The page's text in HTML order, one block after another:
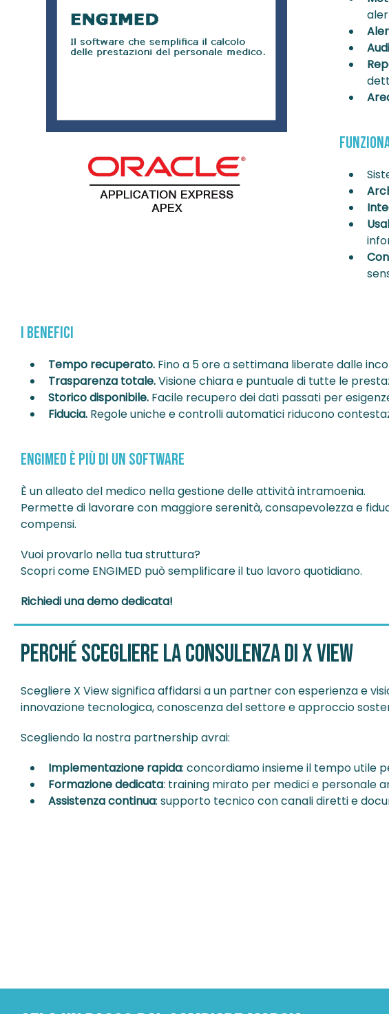
I benefici
Tempo recuperato. Fino a 5 ore a settimana liberate dalle
Trasparenza totale.Visione chiara e puntuale di tutte le
Storico disponibile. Facile recupero dei dati passati per
Fiducia. Regole uniche e controlli automatici riducono
ENGIMED è più di un software
È un alleato del medico nella gestione delle attività intramoenia.
Permette di lavorare con maggiore serenità, consapevolezza e
compensi.
Vuoi provarlo nella tua struttura?
Scopri come ENGIMED può semplificare il tuo lavoro quotidiano.
Richiedi una demo dedicata!
Perché scegliere la consulenza di X View
Scegliere X View significa affidarsi a un partner con esperienza e
innovazione tecnologica, conoscenza del settore e approccio
Scegliendo la nostra partnership avrai:
Implementazione rapida: concordiamo insieme il tempo utile
Formazione dedicata: training mirato per medici e personale
Assistenza continua: supporto tecnico con canali diretti e